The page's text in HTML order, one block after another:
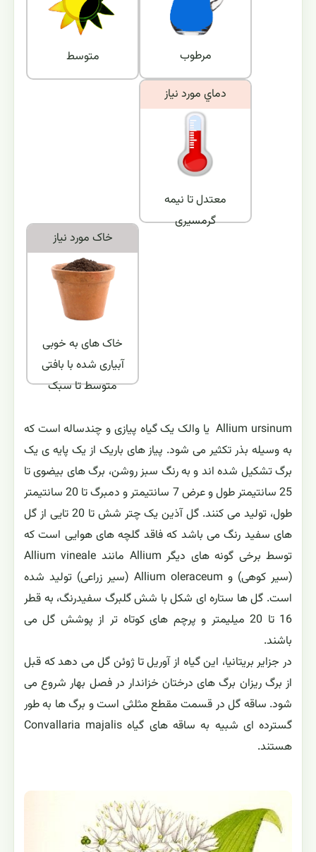
متوسط مرطوب
دماي مورد نياز
معتدل تا نیمه
گرمسیری
خاک مورد نياز
خاک های به خوبی
آبیاری شده با بافتی
متوسط تا سبک
Allium ursinum یا والک یک گیاه پیازی و چندساله است که
به وسیله بذر تکثیر می شود. پیاز های باریک از یک پایه ی یک
برگ تشکیل شده اند و به رنگ سبز روشن، برگ های بیضوی تا
25 سانتیمتر طول و عرض 7 سانتیمتر و دمبرگ تا 20 سانتیمتر
طول، تولید می کنند. گل آذین یک چتر شش تا 20 تایی از گل
های سفید رنگ می باشد که فاقد گلچه های هوایی است که
توسط برخی گونه های دیگر Allium مانند Allium vineale
(سیر کوهی) و Allium oleraceum (سیر زراعی) تولید شده
است. گل ها ستاره ای شکل با شش گلبرگ سفیدرنگ، به قطر
16 تا 20 میلیمتر و پرچم های کوتاه تر از پوشش گل می
باشند.
در جزایر بریتانیا، این گیاه از آوریل تا ژوئن گل می دهد که قبل
از برگ ریزان برگ های درختان خزاندار در فصل بهار شروع می
شود. ساقه گل در قسمت مقطع مثلثی است و برگ ها به طور
گسترده ای شبیه به ساقه های گیاه Convallaria majalis
هستند.